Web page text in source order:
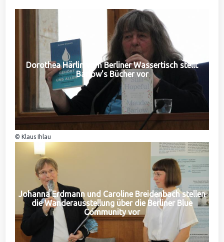
Dorothea Härlin vom Berliner Wassertisch stellt
Barlow's Bücher vor
© Klaus Ihlau
Johanna Erdmann und Caroline Breidenbach stellen
die Wanderausstellung über die Berliner Blue
Community vor